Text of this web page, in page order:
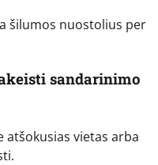
šilumos nuostolius per
sandarinimo
atšokusias vietas arba